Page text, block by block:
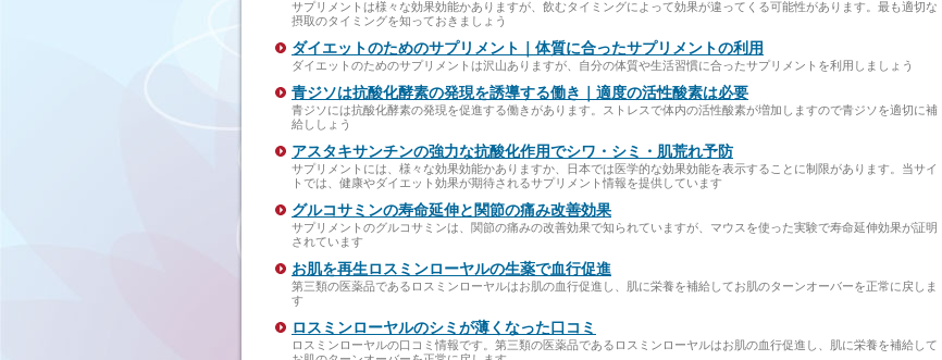
サプリメントは様々な効果効能かありますが、飲むタイミングによって効果が違ってくる可能性があります。最も適切な
摂取のタイミングを知っておきましょう
ダイエットのためのサプリメント｜体質に合ったサプリメントの利用
ダイエットのためのサプリメントは沢山ありますが、自分の体質や生活習慣に合ったサプリメントを利用しましょう
青ジソは抗酸化酵素の発現を誘導する働き｜適度の活性酸素は必要
青ジソには抗酸化酵素の発現を促進する働きがあります。ストレスで体内の活性酸素が増加しますので青ジソを適切に補
給ししょう
アスタキサンチンの強力な抗酸化作用でシワ・シミ・肌荒れ予防
サプリメントには、様々な効果効能かありますか、日本では医学的な効果効能を表示することに制限があります。当サイ
トでは、健康やダイエット効果が期待されるサプリメント情報を提供しています
グルコサミンの寿命延伸と関節の痛み改善効果
サプリメントのグルコサミンは、関節の痛みの改善効果で知られていますが、マウスを使った実験で寿命延伸効果が証明
されています
お肌を再生ロスミンローヤルの生薬で血行促進
第三類の医薬品であるロスミンローヤルはお肌の血行促進し、肌に栄養を補給してお肌のターンオーバーを正常に戻しま
す
ロスミンローヤルのシミが薄くなった口コミ
ロスミンローヤルの口コミ情報です。第三類の医薬品であるロスミンローヤルはお肌の血行促進し、肌に栄養を補給して